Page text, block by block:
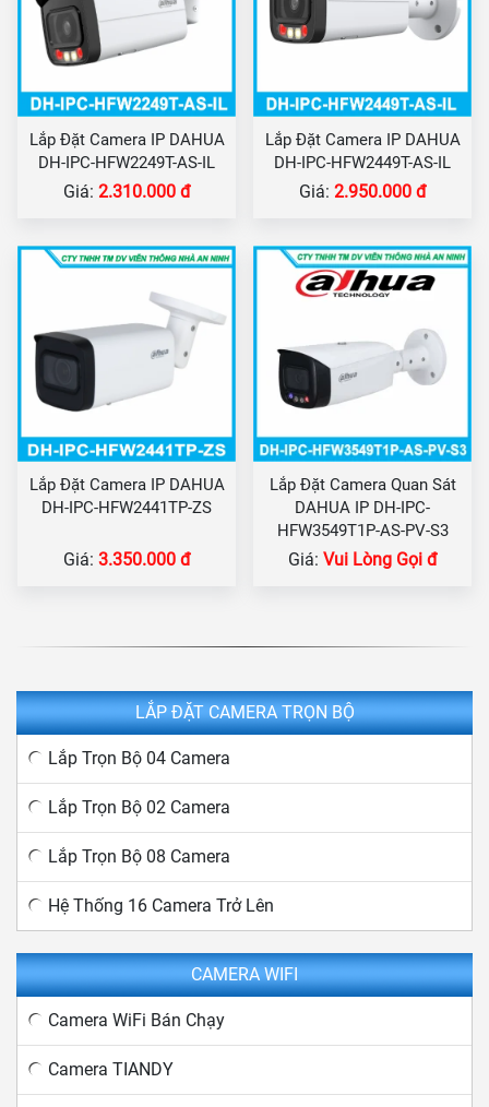
Lắp Đặt Camera IP DAHUA
DH-IPC-HFW2249T-AS-IL
Giá: 2.310.000 đ
Lắp Đặt Camera IP DAHUA
DH-IPC-HFW2449T-AS-IL
Giá: 2.950.000 đ
Lắp Đặt Camera IP DAHUA
DH-IPC-HFW2441TP-ZS
Giá: 3.350.000 đ
Lắp Đặt Camera Quan Sát
DAHUA IP DH-IPC-
HFW3549T1P-AS-PV-S3
Giá: Vui Lòng Gọi đ
LẮP ĐẶT CAMERA TRỌN BỘ
Lắp Trọn Bộ 04 Camera
Lắp Trọn Bộ 02 Camera
Lắp Trọn Bộ 08 Camera
Hệ Thống 16 Camera Trở Lên
CAMERA WIFI
Camera WiFi Bán Chạy
Camera TIANDY